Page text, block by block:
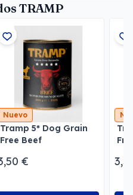
TRAMP
Nuevo
Tramp 5* Dog Grain
Free Beef
€